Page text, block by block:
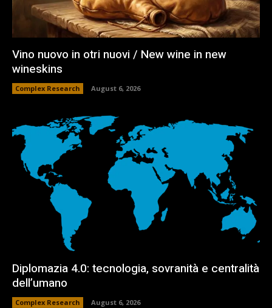
Vino nuovo in otri nuovi / New wine in new
wineskins
Complex Research August 6, 2026
Diplomazia 4.0: tecnologia, sovranità e centralità
dell’umano
Complex Research August 6, 2026